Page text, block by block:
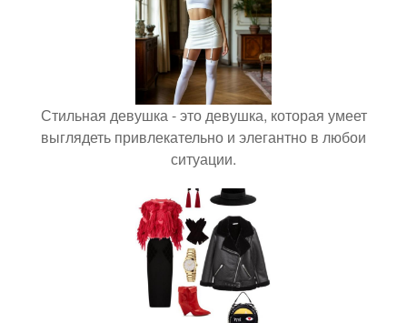
Стильная девушка - это девушка, которая умеет
выглядеть привлекательно и элегантно в любои
ситуации.